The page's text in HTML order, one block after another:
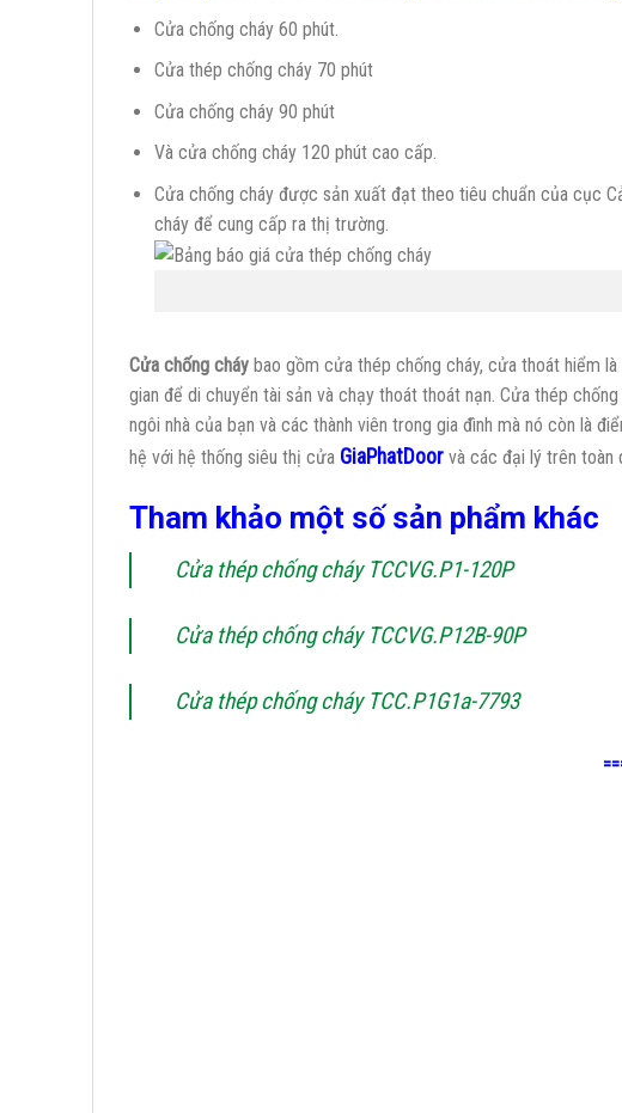
Cửa chống cháy 60 phút.
Cửa thép chống cháy 70 phút
Cửa chống cháy 90 phút
Và cửa chống cháy 120 phút cao cấp.
Cửa chống cháy được sản xuất đạt theo tiêu chuẩn của cục
cháy để cung cấp ra thị trường.
Cửa chống cháy bao gồm cửa thép chống cháy, cửa thoát hiểm
gian để di chuyển tài sản và chạy thoát thoát nạn. Cửa thép
ngôi nhà của bạn và các thành viên trong gia đình mà nó còn là
hệ với hệ thống siêu thị cửa GiaPhatDoor và các đại lý trên toàn
Tham khảo một số sản phẩm khác
Cửa thép chống cháy TCCVG.P1-120P
Cửa thép chống cháy TCCVG.P12B-90P
Cửa thép chống cháy TCC.P1G1a-7793